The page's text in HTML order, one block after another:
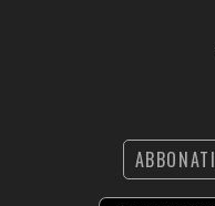
ABBONATI